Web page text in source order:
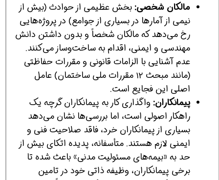
مالکان شخصی: بخش عظیمی از حوادث (بیش از
نیمی از آمارها در بسیاری از جوامع) در پروژه‌هایی
رخ می‌دهد که مالکان شخصاً و بدون داشتن دانش
مهندسی و ایمنی، اقدام به ساخت‌وساز می‌کنند.
عدم آشنایی با الزامات قانونی و مقررات حفاظتی
(مانند مبحث ۱۲ مقررات ملی ساختمان) عامل
اصلی این فجایع است.
پیمانکاران: واگذاری کار به پیمانکاران گرچه یک
راهکار اصولی است، اما بررسی‌ها نشان می‌دهد
بسیاری از پیمانکاران خرد، فاقد صلاحیت فنی و
ایمنی لازم هستند. متأسفانه، پدیده اتکای بیش از
حد به «بیمه‌های مسئولیت مدنی» باعث شده تا
برخی پیمانکاران، وظیفه ذاتی خود در تامین